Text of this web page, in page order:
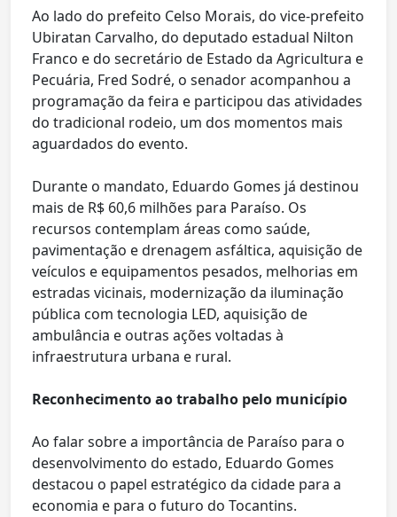
Ao lado do prefeito Celso Morais, do vice-prefeito
Ubiratan Carvalho, do deputado estadual Nilton
Franco e do secretário de Estado da Agricultura e
Pecuária, Fred Sodré, o senador acompanhou a
programação da feira e participou das atividades
do tradicional rodeio, um dos momentos mais
aguardados do evento.
Durante o mandato, Eduardo Gomes já destinou
mais de R$ 60,6 milhões para Paraíso. Os
recursos contemplam áreas como saúde,
pavimentação e drenagem asfáltica, aquisição de
veículos e equipamentos pesados, melhorias em
estradas vicinais, modernização da iluminação
pública com tecnologia LED, aquisição de
ambulância e outras ações voltadas à
infraestrutura urbana e rural.
Reconhecimento ao trabalho pelo município
Ao falar sobre a importância de Paraíso para o
desenvolvimento do estado, Eduardo Gomes
destacou o papel estratégico da cidade para a
economia e para o futuro do Tocantins.